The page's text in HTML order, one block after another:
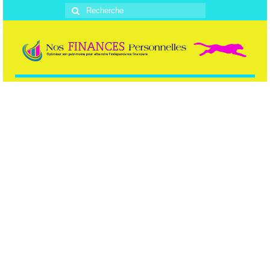
Rechercher
: